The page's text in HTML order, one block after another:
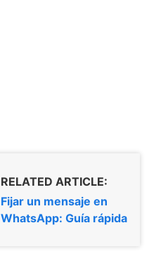
RELATED ARTICLE:
Fijar un mensaje en
WhatsApp: Guía rápida